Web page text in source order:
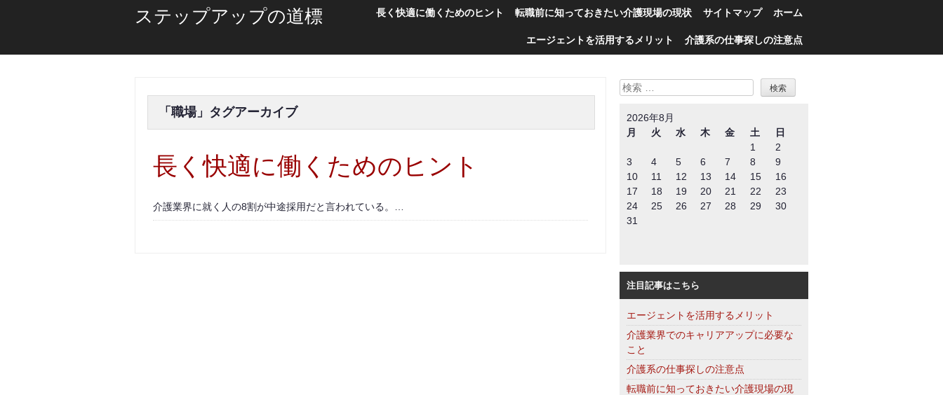
ステップアップの道標 ホーム
サイトマップ
転職前に知っておきたい介護現場の現状
長く快適に働くためのヒント
介護系の仕事探しの注意点
エージェントを活用するメリット
「 職場」タグアーカイブ
長く快適に働くためのヒント
介護業界に就く人の8割が中途採用だと言われている。…
検
索
2026年8月
月
火 水 木 金 土
日
1
2
3
4 5 6 7 8
9
10
11 12 13 14 15
16
17
18 19 20 21 22
23
24
25 26 27 28 29
30
31
注目記事はこちら
エージェントを活用するメリット
介護業界でのキャリアアップに必要な
こと
介護系の仕事探しの注意点
転職前に知っておきたい介護現場の現